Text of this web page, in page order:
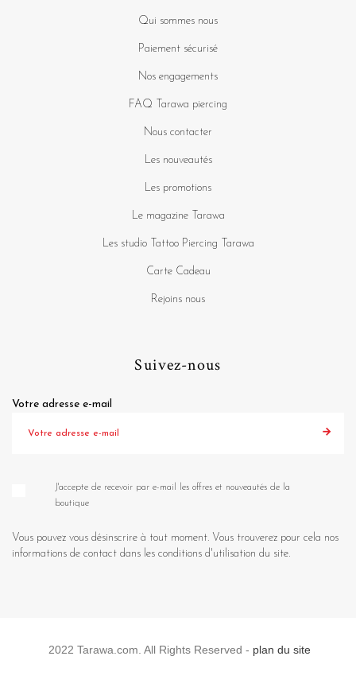
Qui sommes nous
Paiement sécurisé
Nos engagements
FAQ Tarawa piercing
Nous contacter
Les nouveautés
Les promotions
Le magazine Tarawa
Les studio Tattoo Piercing Tarawa
Carte Cadeau
Rejoins nous
Suivez-nous
Votre adresse e-mail
J'accepte de recevoir par e-mail les offres et nouveautés de la
boutique
Vous pouvez vous désinscrire à tout moment. Vous trouverez pour cela nos
informations de contact dans les conditions d'utilisation du site.
2022 Tarawa.com. All Rights Reserved - plan du site